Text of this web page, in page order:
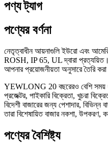
পণ্য ট্যাগ
পণ্যের বর্ণনা
নেতৃত্বাধীন আয়নাগুলি ইউরো এবং
ROSH, IP 65, UL দ্বারা
আপনার প্রয়োজনীয়তা অনুসারে তৈরি করা
YEWLONG 20 বছরেরও বেশি সময়
প্রজেক্টর, পাইকারি বিক্রেতা, খুচরা
বিদেশী বাজারের জন্য পেশাদার, বিভিন্ন
তারা বিশেষায়িত বাজার নকশা, উপকরণ,
পণ্যের বৈশিষ্ট্য